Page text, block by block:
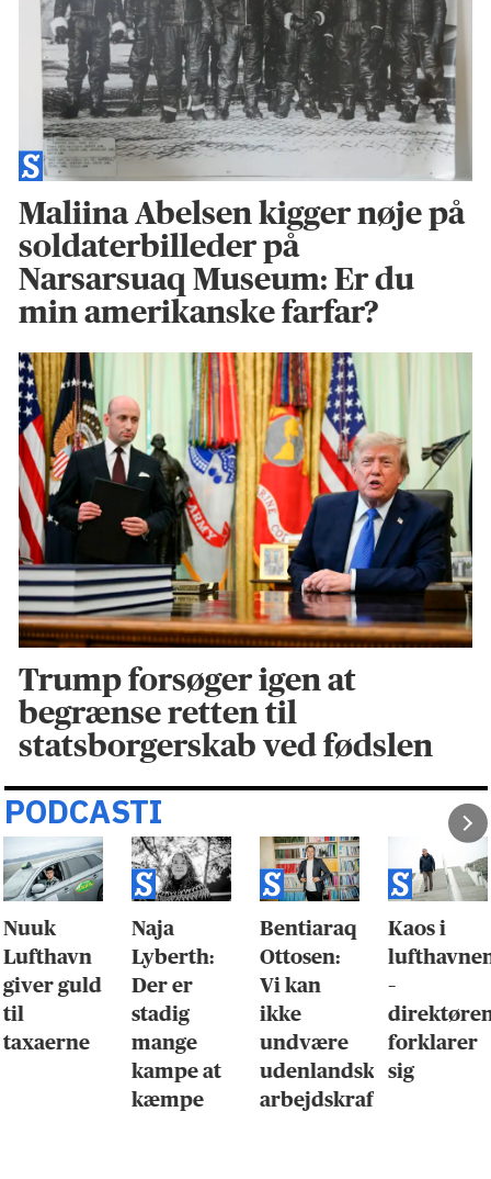
Maliina Abelsen kigger nøje på
soldaterbilleder på
Narsarsuaq Museum: Er du
min amerikanske farfar?
Trump forsøger igen at
begrænse retten til
statsborgerskab ved fødslen
PODCASTI
Nuuk
Lufthavn
giver guld
til
taxaerne
Naja
Lyberth:
Der er
stadig
mange
kampe at
kæmpe
Bentiaraq
Ottosen:
Vi kan
ikke
undvære
udenlandsk
arbejdskraft
Kaos i
–
forklarer
sig